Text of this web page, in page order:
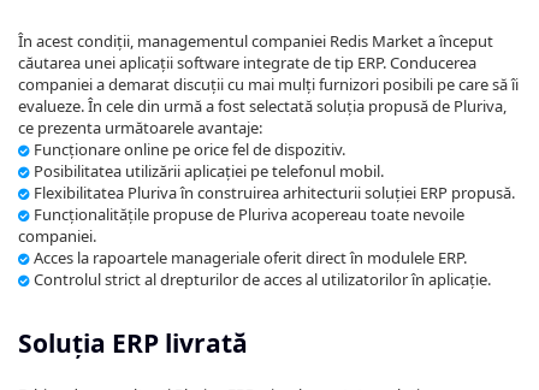
În acest condiții, managementul companiei Redis Market a început
căutarea unei aplicații software integrate de tip ERP. Conducerea
companiei a demarat discuții cu mai mulți furnizori posibili pe care să îi
evalueze. În cele din urmă a fost selectată soluția propusă de Pluriva,
ce prezenta următoarele avantaje:
Funcționare online pe orice fel de dispozitiv.
Posibilitatea utilizării aplicației pe telefonul mobil.
Flexibilitatea Pluriva în construirea arhitecturii soluției ERP propusă.
Funcționalitățile propuse de Pluriva acopereau toate nevoile
companiei.
Acces la rapoartele manageriale oferit direct în modulele ERP.
Controlul strict al drepturilor de acces al utilizatorilor în aplicație.
Soluția ERP livrată